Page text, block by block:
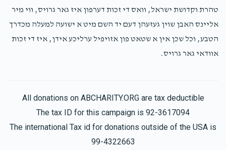
טהרת וקדושת ישראל, וואס די זכות דערפון איז גאר גרויס, ווי מיר
אליינס האבן שוין געזעהן דעם יד השם מיט א ישועה למעלה מכדרך
הטבע, וכל שכן אין א שטאט פון אזויפיל ערליכע אידן, איז די זכות
אוודאי גאר גרויס.
All donations on ABCHARITY.ORG are tax deductible
The tax ID for this campaign is 92-3617094
The international Tax id for donations outside of the USA is
99-4322663